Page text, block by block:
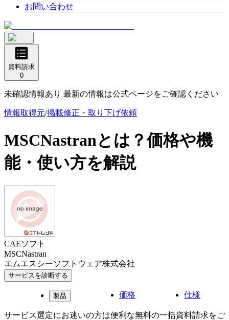
お問い合わせ
資料請求
0
未確認情報あり 最新の情報は公式ページをご確認ください
情報取得元/掲載修正・取り下げ依頼
MSCNastranとは？価格や機
能・使い方を解説
CAEソフト
MSCNastran
エムエスシーソフトウェア株式会社
サービスを診断する
製品 価格 仕様
サービス選定にお迷いの方は便利な無料の一括資料請求をご